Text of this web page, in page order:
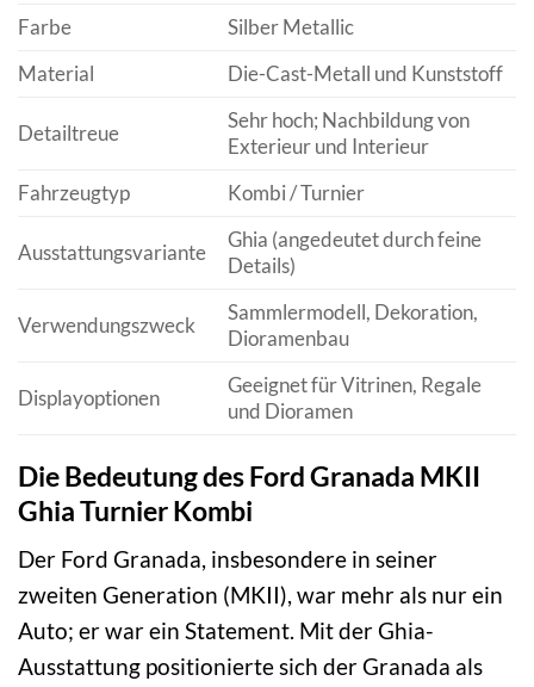
Farbe
Silber Metallic
Material
Die-Cast-Metall und Kunststoff
Detailtreue
Sehr hoch; Nachbildung von
Exterieur und Interieur
Fahrzeugtyp
Kombi / Turnier
Ausstattungsvariante
Ghia (angedeutet durch feine
Details)
Verwendungszweck
Sammlermodell, Dekoration,
Dioramenbau
Displayoptionen
Geeignet für Vitrinen, Regale
und Dioramen
Die Bedeutung des Ford Granada MKII
Ghia Turnier Kombi
Der Ford Granada, insbesondere in seiner
zweiten Generation (MKII), war mehr als nur ein
Auto; er war ein Statement. Mit der Ghia-
Ausstattung positionierte sich der Granada als